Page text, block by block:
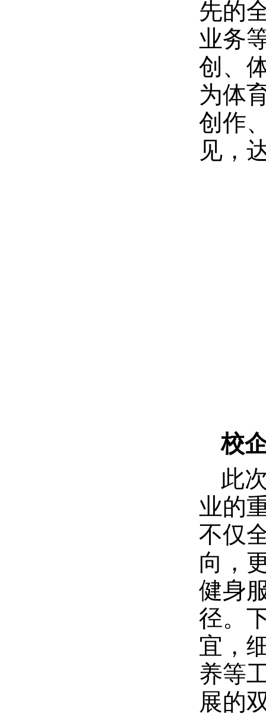
先的
业务
创、
为体
创作
见，
校
此
业的
不仅
向，
健身
径。
宜，
养等
展的